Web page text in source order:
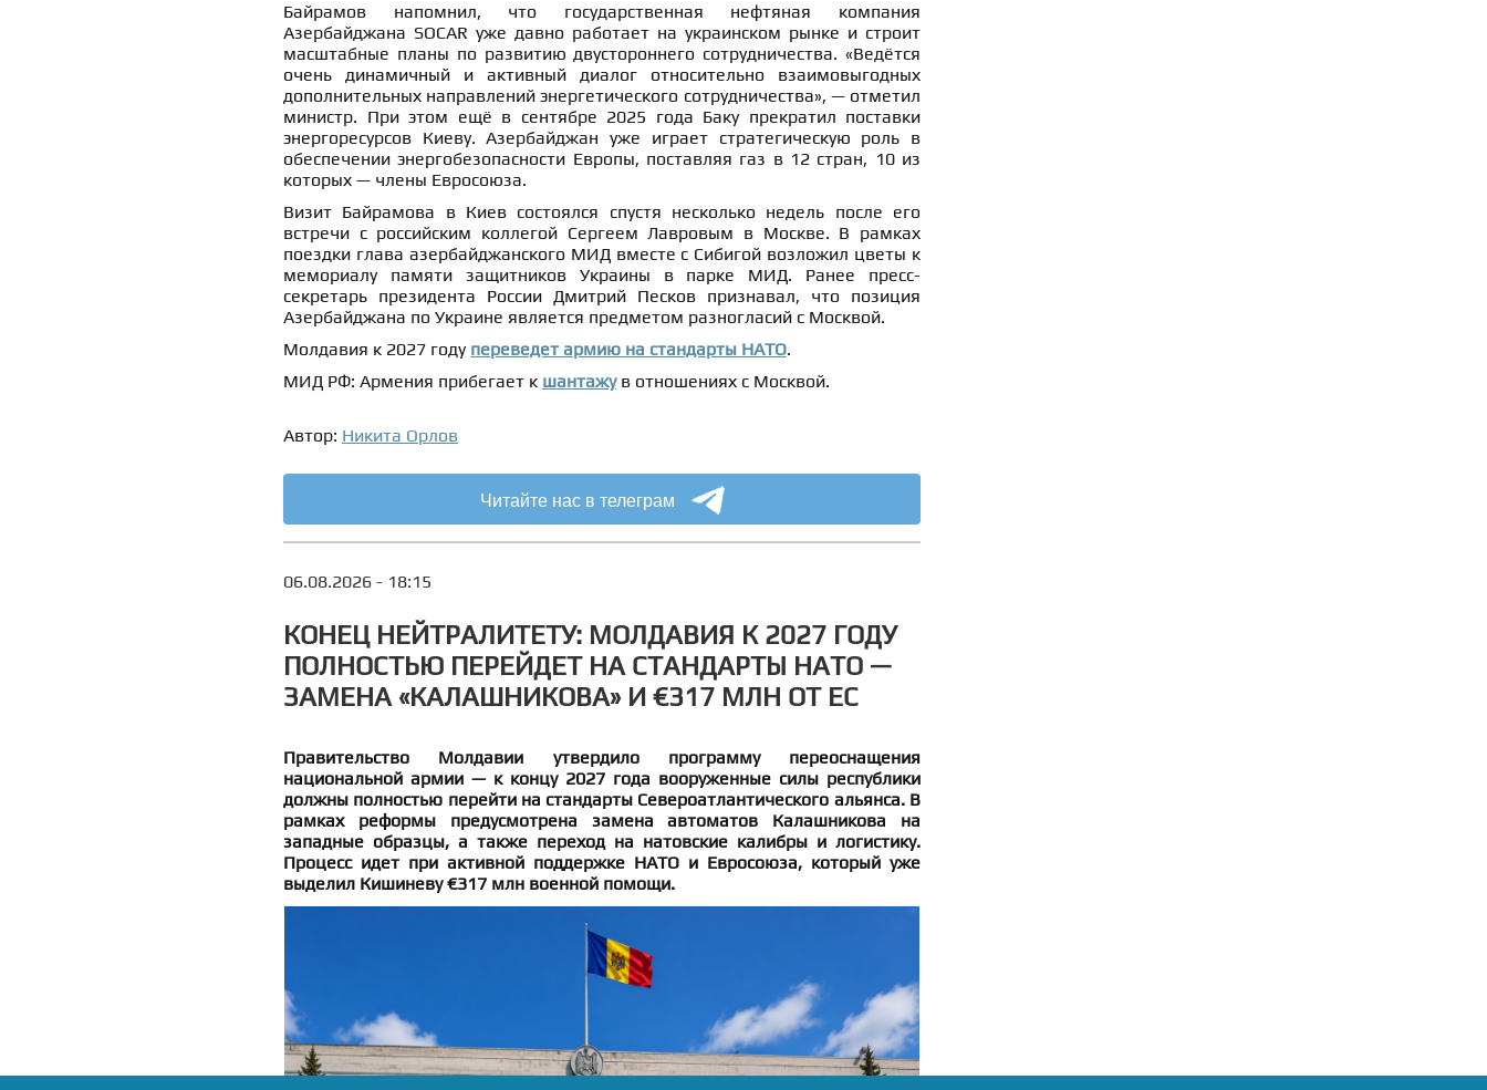
Байрамов напомнил, что государственная нефтяная компания
Азербайджана SOCAR уже давно работает на украинском рынке и строит
масштабные планы по развитию двустороннего сотрудничества. «Ведётся
очень динамичный и активный диалог относительно взаимовыгодных
дополнительных направлений энергетического сотрудничества», — отметил
министр. При этом ещё в сентябре 2025 года Баку прекратил поставки
энергоресурсов Киеву. Азербайджан уже играет стратегическую роль в
обеспечении энергобезопасности Европы, поставляя газ в 12 стран, 10 из
которых — члены Евросоюза.
Визит Байрамова в Киев состоялся спустя несколько недель после его
встречи с российским коллегой Сергеем Лавровым в Москве. В рамках
поездки глава азербайджанского МИД вместе с Сибигой возложил цветы к
мемориалу памяти защитников Украины в парке МИД. Ранее пресс-
секретарь президента России Дмитрий Песков признавал, что позиция
Азербайджана по Украине является предметом разногласий с Москвой.
Молдавия к 2027 году переведет армию на стандарты НАТО.
МИД РФ: Армения прибегает к шантажув отношениях с Москвой.
Автор: Никита Орлов
Читайте нас в телеграм
06.08.2026 - 18:15
КОНЕЦ НЕЙТРАЛИТЕТУ: МОЛДАВИЯ К 2027 ГОДУ
ПОЛНОСТЬЮ ПЕРЕЙДЕТ НА СТАНДАРТЫ НАТО —
ЗАМЕНА «КАЛАШНИКОВА» И €317 МЛН ОТ ЕС
Правительство Молдавии утвердило программу переоснащения
национальной армии — к концу 2027 года вооруженные силы республики
должны полностью перейти на стандарты Североатлантического альянса. В
рамках реформы предусмотрена замена автоматов Калашникова на
западные образцы, а также переход на натовские калибры и логистику.
Процесс идет при активной поддержке НАТО и Евросоюза, который уже
выделил Кишиневу €317 млн военной помощи.